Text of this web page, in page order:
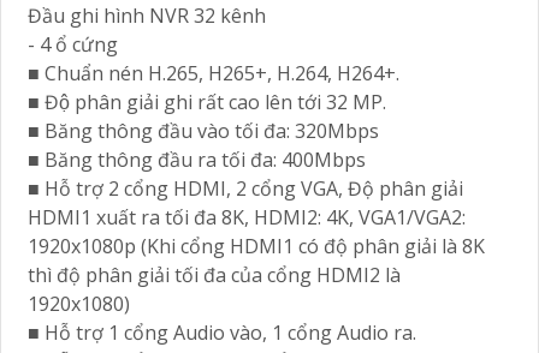
Đầu ghi hình NVR 32 kênh
- 4 ổ cứng
■ Chuẩn nén H.265, H265+, H.264, H264+.
■ Độ phân giải ghi rất cao lên tới 32 MP.
■ Băng thông đầu vào tối đa: 320Mbps
■ Băng thông đầu ra tối đa: 400Mbps
■ Hỗ trợ 2 cổng HDMI, 2 cổng VGA, Độ phân giải
HDMI1 xuất ra tối đa 8K, HDMI2: 4K, VGA1/VGA2:
1920x1080p (Khi cổng HDMI1 có độ phân giải là 8K
thì độ phân giải tối đa của cổng HDMI2 là
1920x1080)
■ Hỗ trợ 1 cổng Audio vào, 1 cổng Audio ra.